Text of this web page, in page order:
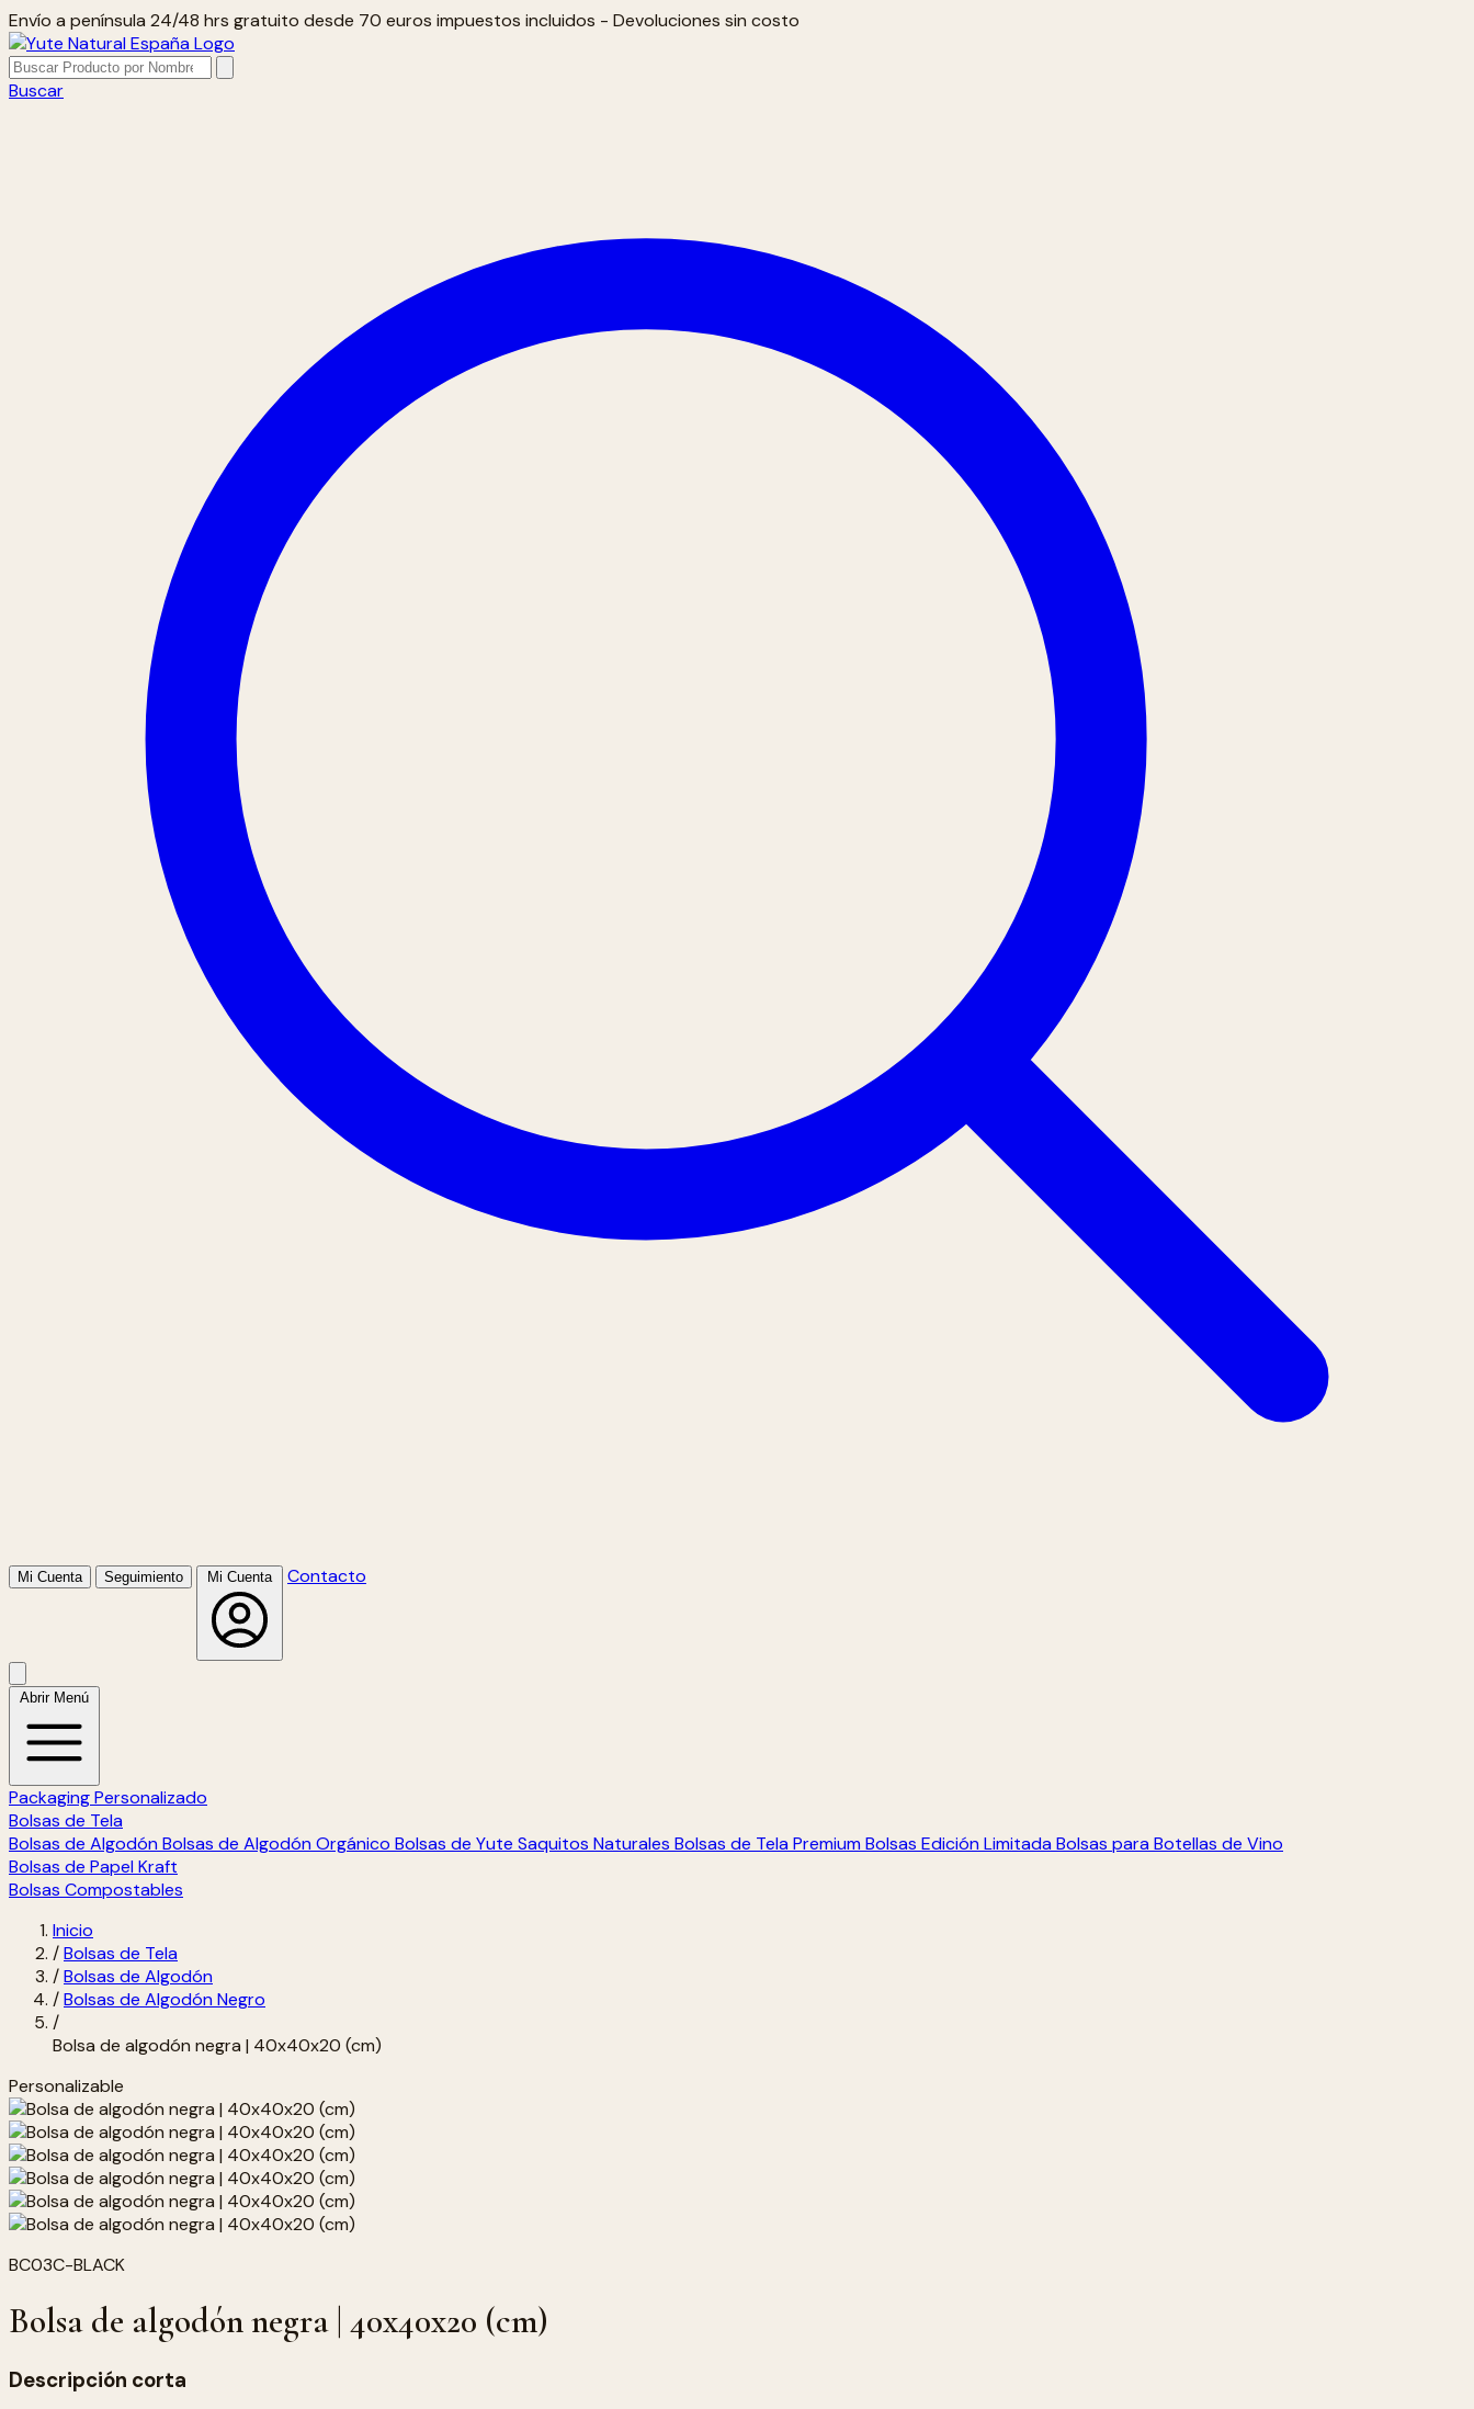
Envío a península 24/48 hrs gratuito desde 70 euros impuestos incluidos - Devoluciones sin costo
Buscar
Mi Cuenta Seguimiento Mi Cuenta Contacto
Abrir Menú
Packaging Personalizado
Bolsas de Tela
Bolsas de Algodón Bolsas de Algodón Orgánico Bolsas de Yute Saquitos Naturales Bolsas de Tela Premium Bolsas Edición Limitada Bolsas para Botellas de Vino
Bolsas de Papel Kraft
Bolsas Compostables
Inicio
/Bolsas de Tela
/Bolsas de Algodón
/Bolsas de Algodón Negro
/
Bolsa de algodón negra | 40x40x20 (cm)
Personalizable
BC03C-BLACK
Bolsa de algodón negra | 40x40x20 (cm)
Descripción corta